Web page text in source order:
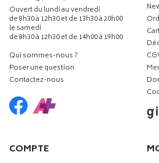
Ouvert du lundi au vendredi
de 8h30 à 12h30 et de 13h30 à 20h00
le samedi
de 8h30 à 12h30 et de 14h00 à 19h00
Qui sommes-nous ?
Poser une question
Contactez-nous
COMPTE